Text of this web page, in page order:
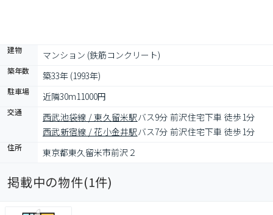
建物 マンション (鉄筋コンクリート)
築年数 築33年 (1993年)
駐車場 近隣30m11000円
交通 西武池袋線 / 東久留米駅バス9分 前沢住宅下車 徒歩1分
西武新宿線 / 花小金井駅バス7分 前沢住宅下車 徒歩1分
住所 東京都東久留米市前沢２
掲載中の物件(1件)